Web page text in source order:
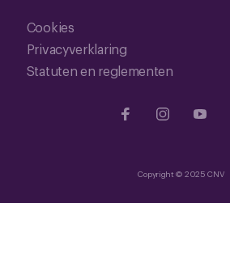
Cookies
Privacyverklaring
Statuten en reglementen
Copyright © 2025 CNV